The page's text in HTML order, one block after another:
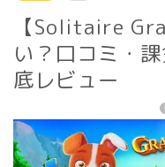
【Solitaire
い？口コミ・
底レビュー